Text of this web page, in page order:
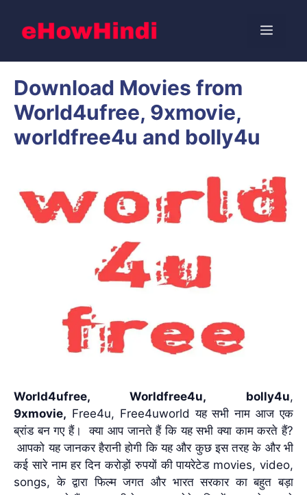
content
Menu
Download Movies from
World4ufree, 9xmovie,
worldfree4u and bolly4u
World4ufree, Worldfree4u, bolly4u,
9xmovie, Free4u, Free4uworld यह सभी नाम आज एक
ब्रांड बन गए हैं। क्या आप जानते हैं कि यह सभी क्या काम करते हैं?
आपको यह जानकर हैरानी होगी कि यह और कुछ इस तरह के और भी
कई सारे नाम हर दिन करोड़ों रुपयों की पायरेटेड movies, video,
songs, के द्वारा फिल्म जगत और भारत सरकार का बहुत बड़ा